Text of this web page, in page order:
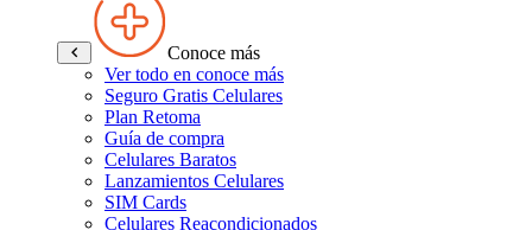
Conoce más
Ver todo en conoce más
Seguro Gratis Celulares
Plan Retoma
Guía de compra
Celulares Baratos
Lanzamientos Celulares
SIM Cards
Celulares Reacondicionados